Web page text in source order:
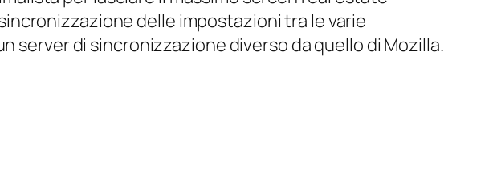
delle impostazioni tra le varie
server di sincronizzazione diverso da quello di Mozilla.